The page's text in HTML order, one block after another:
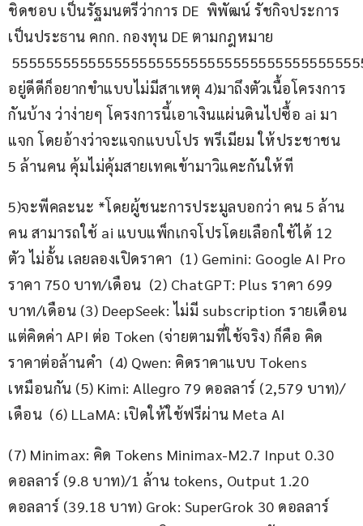
ชิดชอบ เป็นรัฐมนตรีว่าการ DE  พิพัฒน์ รัชกิจประการ
เป็นประธาน คกก. กองทุน DE ตามกฎหมาย
อยู่ดีดีก็อยากขำแบบไม่มีสาเหตุ 4)มาถึงตัวเนื้อโครงการ
กันบ้าง ว่าง่ายๆ โครงการนี้เอาเงินแผ่นดินไปซื้อ ai มา
แจก โดยอ้างว่าจะแจกแบบโปร พรีเมียม ให้ประชาชน
5 ล้านคน คุ้มไม่คุ้มสายเทคเข้ามาวิแคะกันให้ที
5)จะพีคละนะ *โดยผู้ชนะการประมูลบอกว่า คน 5 ล้าน
คน สามารถใช้ ai แบบแพ็กเกจโปรโดยเลือกใช้ได้ 12
ตัว ไม่อั้น เลยลองเปิดราคา  (1) Gemini: Google AI Pro
ราคา​ 750 บาท/เดือน​  (2) ChatGPT: Plus ราคา 699
บาท/เดือน (3) DeepSeek: ไม่มี subscription รายเดือน
แต่คิดค่า API ต่อ Token (จ่ายตามที่ใช้จริง) ก็คือ คิด
ราคาต่อล้านคำ  (4) Qwen: คิดราคาแบบ Tokens
เหมือนกัน (5) Kimi: Allegro 79 ดอลลาร์ (2,579 บาท)/
เดือน  (6) LLaMA: เปิดให้ใช้ฟรีผ่าน Meta AI
(7) Minimax: คิด Tokens Minimax-M2.7 Input 0.30
ดอลลาร์ (9.8 บาท)/1 ล้าน tokens, Output 1.20
ดอลลาร์ (39.18 บาท) Grok: SuperGrok 30 ดอลลาร์